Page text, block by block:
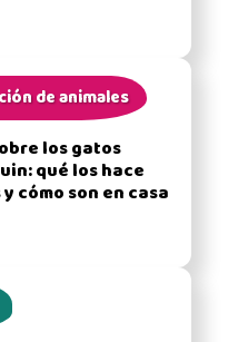
de animales
los gatos
qué los hace
cómo son en casa